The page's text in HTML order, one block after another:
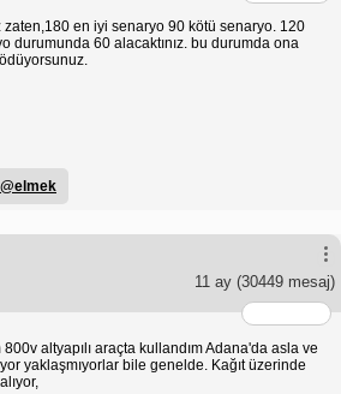
en iyi senaryo 90 kötü senaryo. 120
durumunda 60 alacaktınız. bu durumda ona
@elmek
11 ay (30449 mesaj)
altyapılı araçta kullandım Adana'da asla ve
yaklaşmıyorlar bile genelde. Kağıt üzerinde